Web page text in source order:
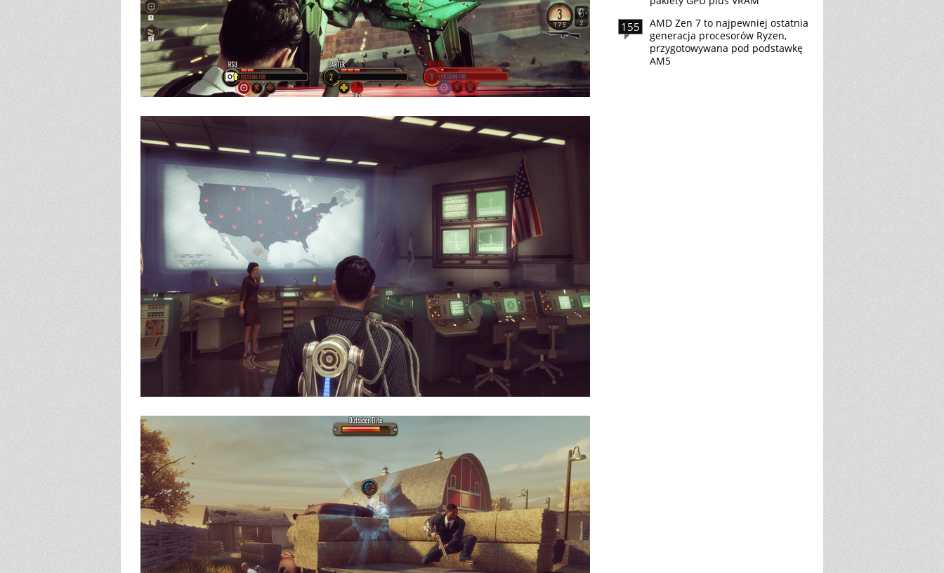
155
AMD Zen 7 to najpewniej ostatnia
generacja procesorów Ryzen,
przygotowywana pod podstawkę
AM5